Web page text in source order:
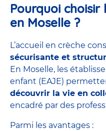
Pourquoi choisir
en Moselle ?
L’accueil en crèche
sécurisante et
En Moselle, les
enfant (EAJE)
découvrir la vie en
encadré par des
Parmi les avantages :